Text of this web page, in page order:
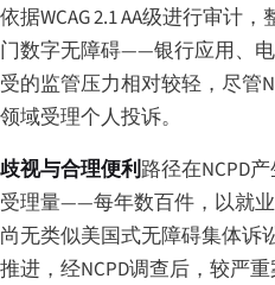
依据WCAG 2.1 AA级进行审计
门数字无障碍——银行应用、
受的监管压力相对较轻，尽管
领域受理个人投诉。
歧视与合理便利路径在NCPD
受理量——每年数百件，以就
尚无类似美国式无障碍集体诉
推进，经NCPD调查后，较严